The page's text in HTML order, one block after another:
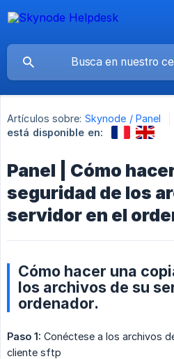
Artículos sobre: Skynode / Panel
está disponible en:
Panel | Cómo
seguridad de los
servidor en el
Cómo hacer una
los archivos de su
ordenador.
Paso 1: Conéctese a los archivos
cliente sftp